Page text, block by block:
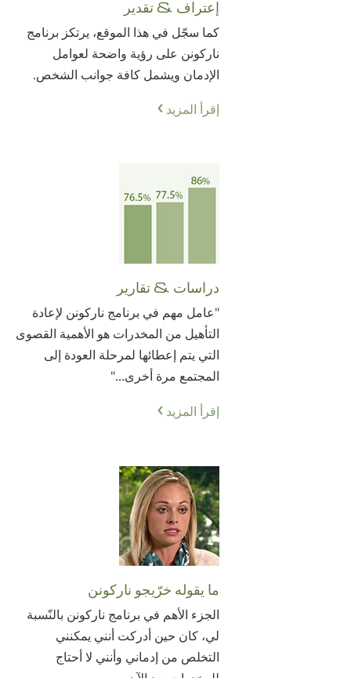
إعتراف & تقدير
كما سجّل في هذا الموقع، يرتكز برنامج
ناركونن على رؤية واضحة لعوامل
الإدمان ويشمل كافة جوانب الشخص.
إقرأ المزيد
دراسات & تقارير
"عامل مهم في برنامج ناركونن لإعادة
التأهيل من المخدرات هو الأهمية القصوى
التي يتم إعطائها لمرحلة العودة إلى
المجتمع مرة أخرى..."
إقرأ المزيد
ما يقوله خرّيجو ناركونن
الجزء الأهم في برنامج ناركونن بالنّسبة
لي، كان حين أدركت أنني يمكنني
التخلص من إدماني وأنني لا أحتاج